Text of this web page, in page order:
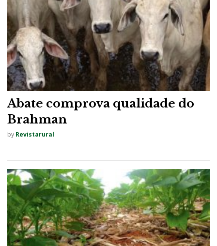
Abate comprova qualidade do
Brahman
by Revistarural